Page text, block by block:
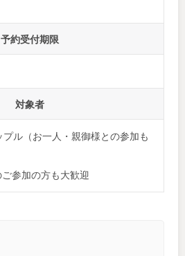
予約受付期限
対象者
ル（お一人・親御様との参加も
参加の方も大歓迎